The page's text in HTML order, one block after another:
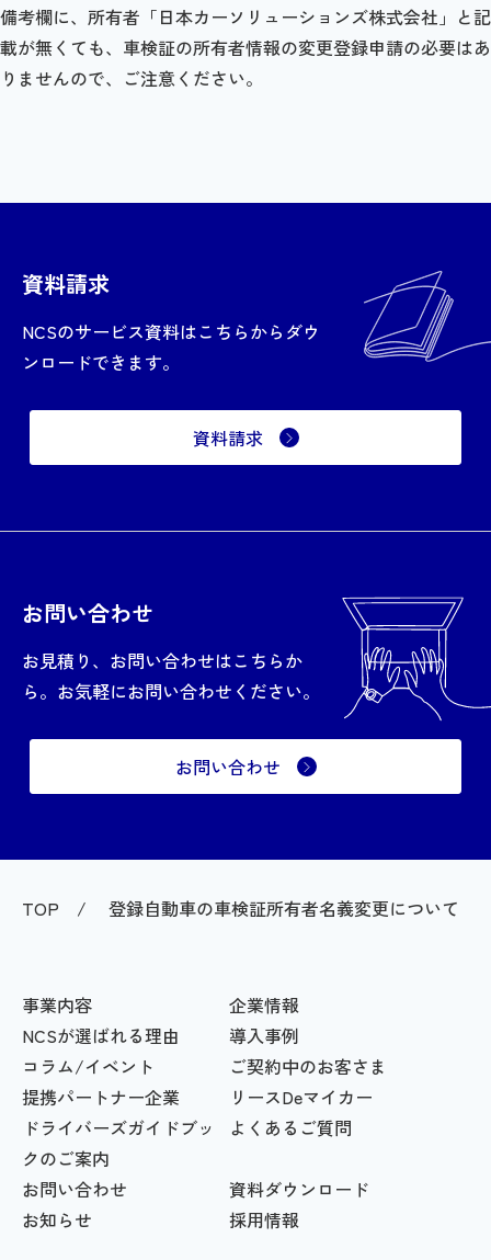
備考欄に、所有者「日本カーソリューションズ株式会社」と記
載が無くても、車検証の所有者情報の変更登録申請の必要はあ
りませんので、ご注意ください。
資料請求
NCSのサービス資料はこちらからダウ
ンロードできます。
資料請求
お問い合わせ
お見積り、お問い合わせはこちらか
ら。お気軽にお問い合わせください。
お問い合わせ
TOP 登録自動車の車検証所有者名義変更について
事業内容
企業情報
NCSが選ばれる理由
導入事例
コラム/イベント
ご契約中のお客さま
提携パートナー企業
リースDeマイカー
ドライバーズガイドブッ
クのご案内
よくあるご質問
お問い合わせ
資料ダウンロード
お知らせ
採用情報